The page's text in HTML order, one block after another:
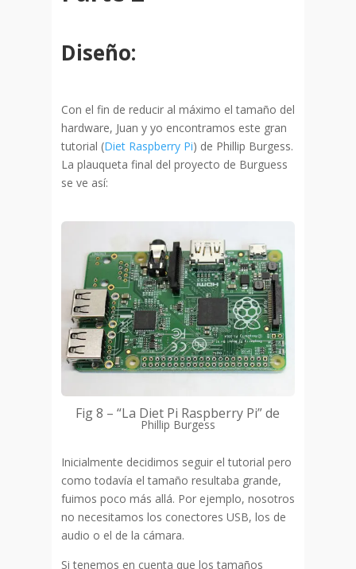
Diseño:
Con el fin de reducir al máximo el tamaño del
hardware, Juan y yo encontramos este gran
tutorial (Diet Raspberry Pi) de Phillip Burgess.
La plauqueta final del proyecto de Burguess
se ve así:
Fig 8 – “La Diet Pi Raspberry Pi”de
Phillip Burgess
Inicialmente decidimos seguir el tutorial pero
como todavía el tamaño resultaba grande,
fuimos poco más allá. Por ejemplo, nosotros
no necesitamos los conectores USB, los de
audio o el de la cámara.
Si tenemos en cuenta que los tamaños